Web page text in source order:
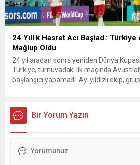
24 Yıllık Hasret Acı Başladı:
Mağlup Oldu
24 yıl aradan sonra yeniden Dünya
Türkiye, turnuvadaki ilk maçında
başlangıcı yapamadı. Ay-yıldızlı ekip,
itibaren iki takım da kontrollü bir oyun
özellikle hızlı hücumlarla etkili olmaya...
Bir Yorum Yazın